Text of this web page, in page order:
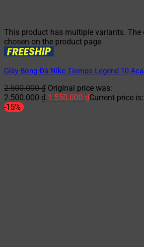
This product has multiple variants. The
chosen on the product page
Giày Bóng Đá Nike Tiempo Legend 10
2.500.000₫ Original price was:
2.500.000 ₫.1.550.000 ₫Current price
-15%